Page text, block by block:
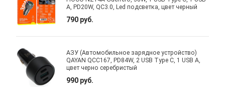
A, PD20W, QC3.0, Led подсветка, цвет черный
790 руб.
АЗУ (Автомобильное зарядное устройство)
QAYAN QCC167, PD84W, 2 USB Type C, 1 USB A,
цвет черно серебристый
990 руб.